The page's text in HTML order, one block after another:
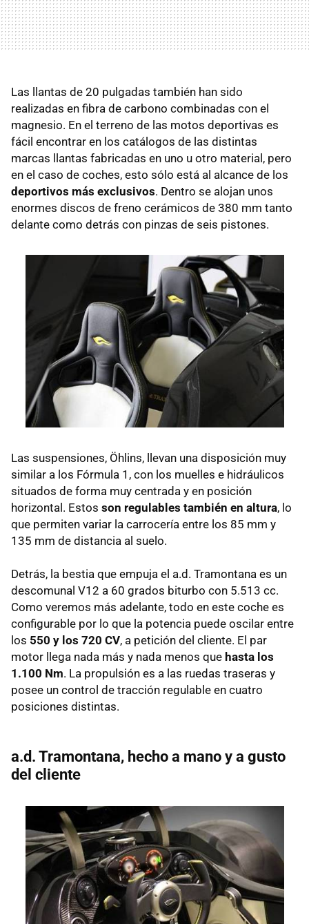
Las llantas de 20 pulgadas también han sido
realizadas en fibra de carbono combinadas con el
magnesio. En el terreno de las motos deportivas es
fácil encontrar en los catálogos de las distintas
marcas llantas fabricadas en uno u otro material, pero
en el caso de coches, esto sólo está al alcance de los
deportivos más exclusivos. Dentro se alojan unos
enormes discos de freno cerámicos de 380 mm tanto
delante como detrás con pinzas de seis pistones.
Las suspensiones, Öhlins, llevan una disposición muy
similar a los Fórmula 1, con los muelles e hidráulicos
situados de forma muy centrada y en posición
horizontal. Estos son regulables también en altura, lo
que permiten variar la carrocería entre los 85 mm y
135 mm de distancia al suelo.
Detrás, la bestia que empuja el a.d. Tramontana es un
descomunal V12 a 60 grados biturbo con 5.513 cc.
Como veremos más adelante, todo en este coche es
configurable por lo que la potencia puede oscilar entre
los 550 y los 720 CV, a petición del cliente. El par
motor llega nada más y nada menos que hasta los
1.100 Nm. La propulsión es a las ruedas traseras y
posee un control de tracción regulable en cuatro
posiciones distintas.
a.d. Tramontana, hecho a mano y a gusto
del cliente